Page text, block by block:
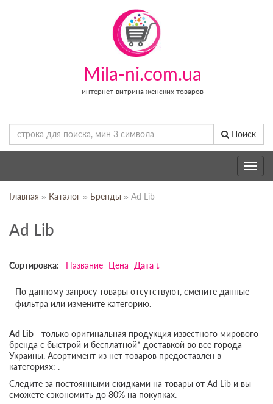
Mila-ni.com.ua
интернет-витрина женских товаров
Поиск
Toggle
Главная » Каталог » Бренды » Ad Lib
Ad Lib
Сортировка: Название Цена Дата
По данному запросу товары отсутствуют, смените данные
фильтра или измените категорию.
Ad Lib - только оригинальная продукция известного мирового
бренда с быстрой и бесплатной* доставкой во все города
Украины. Асортимент из нет товаров предоставлен в
категориях: .
Следите за постоянными скидками на товары от Ad Lib и вы
сможете сэкономить до 80% на покупках.